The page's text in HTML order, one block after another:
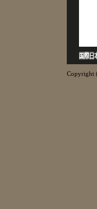
Copyright